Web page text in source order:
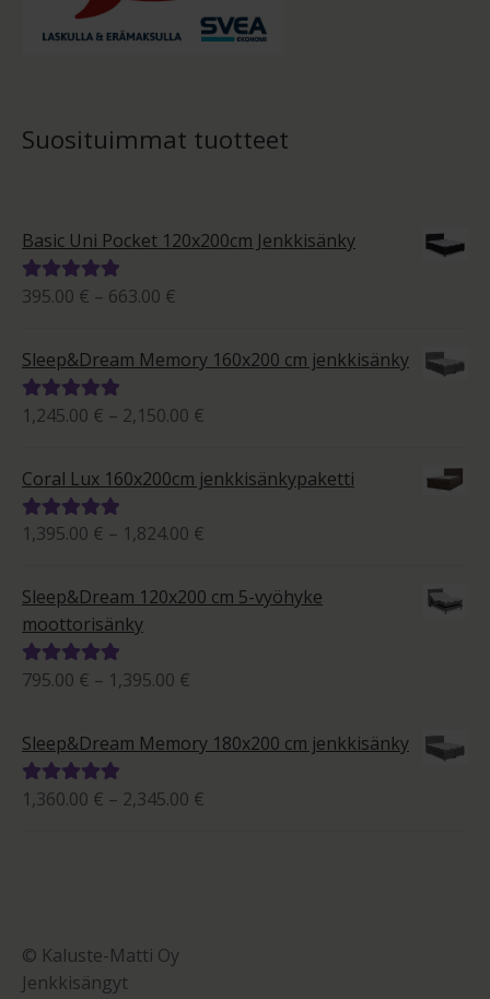
Suosituimmat tuotteet
Basic Uni Pocket 120x200cm Jenkkisänky
Arvostelu
395.00 € – 663.00 €
663.00 €
Sleep&Dream Memory 160x200 cm jenkkisänky
Arvostelu
1,245.00 € – 2,150.00 €
2,150.00 €
Coral Lux 160x200cm jenkkisänkypaketti
Arvostelu
5.00
/ 5
1,395.00 € – 1,824.00 €
-
1,824.00 €
Sleep&Dream 120x200 cm 5-vyöhyke
moottorisänky
Arvostelu
5.00
/ 5
795.00 € – 1,395.00 €
1,395.00 €
Sleep&Dream Memory 180x200 cm jenkkisänky
Arvostelu
1,360.00 € – 2,345.00 €
© Kaluste-Matti Oy
Jenkkisängyt